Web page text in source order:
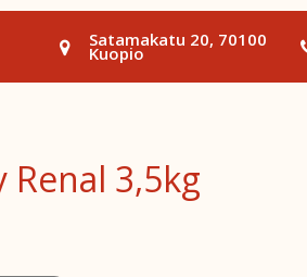
Satamakatu 20, 70100
Kuopio
Renal 3,5kg